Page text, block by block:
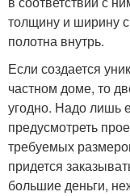
толщину и ширину
полотна внутрь.
Если создается
частном доме, то
угодно. Надо лишь
предусмотреть
требуемых
придется
большие деньги,